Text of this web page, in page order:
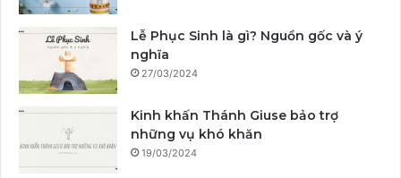
Lễ Phục Sinh là gì? Nguồn gốc và ý
nghĩa
27/03/2024
Kinh khấn Thánh Giuse bảo trợ
những vụ khó khăn
19/03/2024